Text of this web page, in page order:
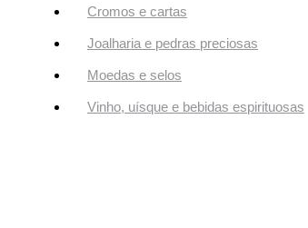
Cromos e cartas
Joalharia e pedras preciosas
Moedas e selos
Vinho, uísque e bebidas espirituosas